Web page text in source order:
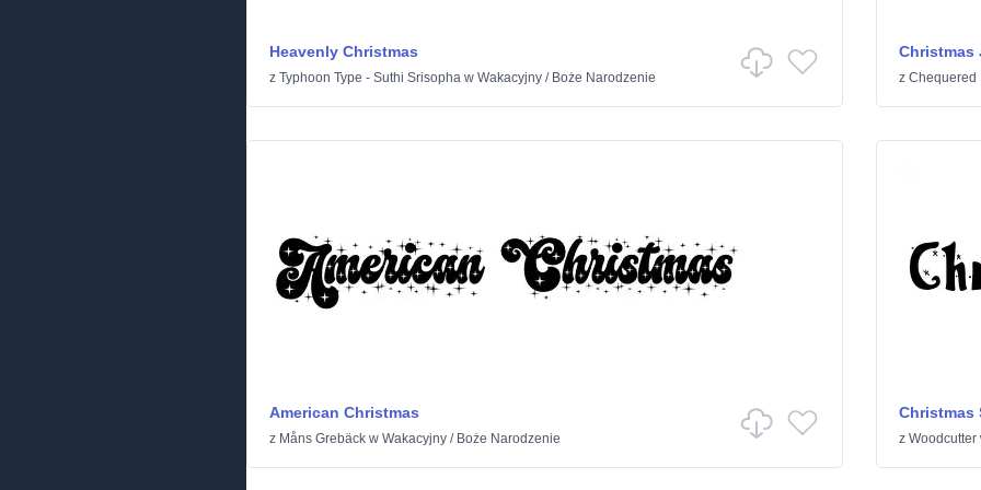
Heavenly Christmas
z Typhoon Type - Suthi Srisopha w Wakacyjny / Boże Narodzenie
Christmas
z Chequered
American Christmas
z Måns Grebäck w Wakacyjny / Boże Narodzenie
Christmas
z Woodcutter